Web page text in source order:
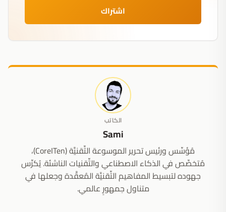
اشتراك
الكاتب
Sami
مُؤسِّس ورئيس تحرير الموسوعة التِّقنيَّة (CoreITen)،
مُتخصِّص في الذكاء الاصطناعي والتِّقنيات الناشئة. يُكرِّس
جهوده لتبسيط المفاهيم التِّقنيَّة المُعقَّدة وجعلها في
متناول جمهورٍ عالمي.